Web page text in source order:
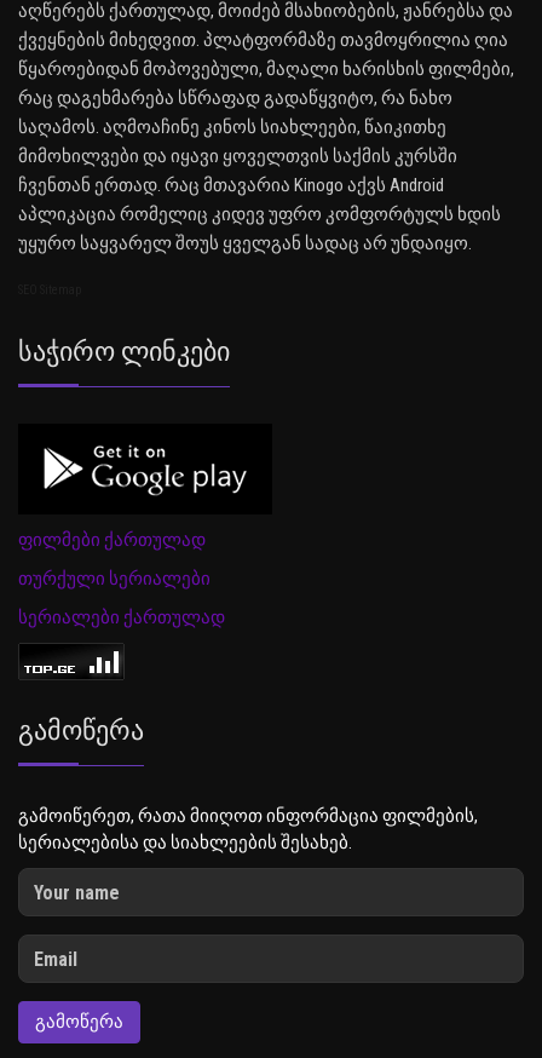
აღწერებს ქართულად, მოიძებ მსახიობების, ჟანრებსა და
ქვეყნების მიხედვით. პლატფორმაზე თავმოყრილია ღია
წყაროებიდან მოპოვებული, მაღალი ხარისხის ფილმები,
რაც დაგეხმარება სწრაფად გადაწყვიტო, რა ნახო
საღამოს. აღმოაჩინე კინოს სიახლეები, წაიკითხე
მიმოხილვები და იყავი ყოველთვის საქმის კურსში
ჩვენთან ერთად. რაც მთავარია Kinogo აქვს Android
აპლიკაცია რომელიც კიდევ უფრო კომფორტულს ხდის
უყურო საყვარელ შოუს ყველგან სადაც არ უნდაიყო.
Საჭირო Ლინკები
ფილმები ქართულად
თურქული სერიალები
სერიალები ქართულად
Გამოწერა
გამოიწერეთ, რათა მიიღოთ ინფორმაცია ფილმების,
სერიალებისა და სიახლეების შესახებ.
ᲒᲐᲛᲝᲬᲔᲠᲐ